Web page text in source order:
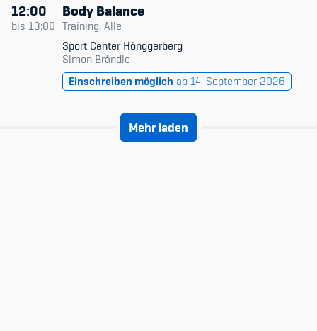
12:00
bis 13:00
Body Balance
Training, Alle
Sport Center Hönggerberg
Simon Brändle
Einschreiben möglich ab 14. September 2026
Mehr laden